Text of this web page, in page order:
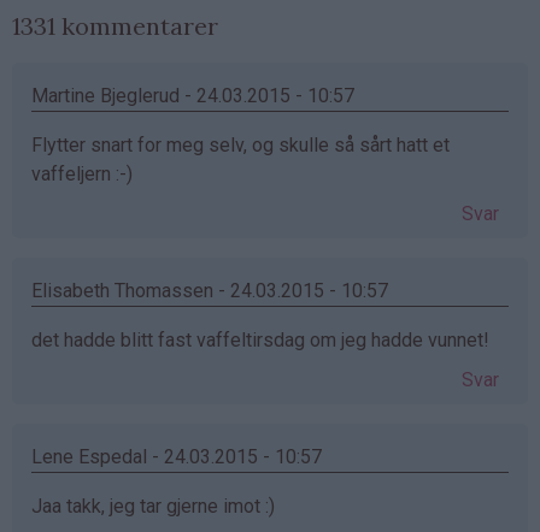
1331 kommentarer
Martine Bjeglerud - 24.03.2015 - 10:57
Flytter snart for meg selv, og skulle så sårt hatt et
vaffeljern :-)
Svar
Elisabeth Thomassen - 24.03.2015 - 10:57
det hadde blitt fast vaffeltirsdag om jeg hadde vunnet!
Svar
Lene Espedal - 24.03.2015 - 10:57
Jaa takk, jeg tar gjerne imot :)